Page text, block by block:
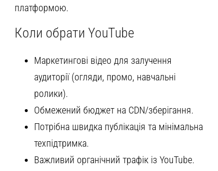
платформою.
Коли обрати YouTube
Маркетингові відео для залучення
аудиторії (огляди, промо, навчальні
ролики).
Обмежений бюджет на CDN/зберігання.
Потрібна швидка публікація та мінімальна
техпідтримка.
Важливий органічний трафік із YouTube.